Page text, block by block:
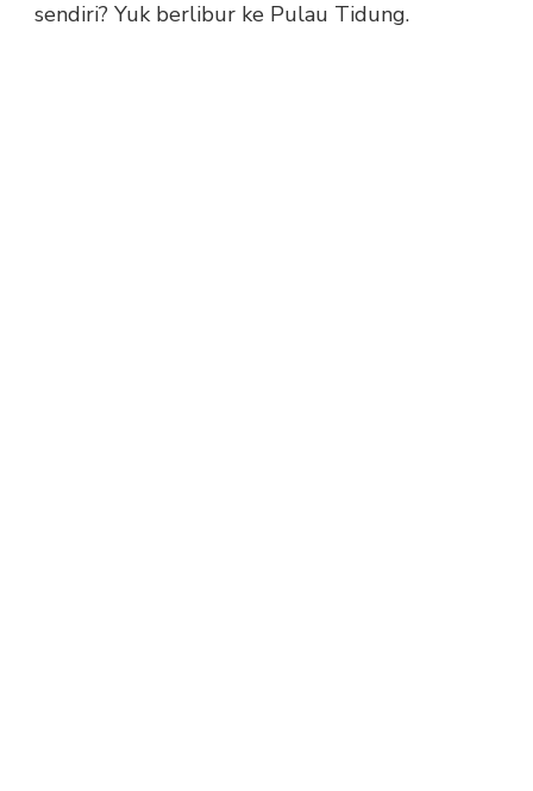
sendiri? Yuk berlibur ke Pulau Tidung.